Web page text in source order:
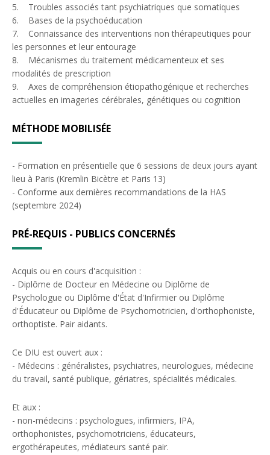
5. Troubles associés tant psychiatriques que somatiques
6. Bases de la psychoéducation
7. Connaissance des interventions non thérapeutiques pour
les personnes et leur entourage
8. Mécanismes du traitement médicamenteux et ses
modalités de prescription
9. Axes de compréhension étiopathogénique et recherches
actuelles en imageries cérébrales, génétiques ou cognition
MÉTHODE MOBILISÉE
- Formation en présentielle que 6 sessions de deux jours ayant
lieu à Paris (Kremlin Bicètre et Paris 13)
- Conforme aux dernières recommandations de la HAS
(septembre 2024)
PRÉ-REQUIS - PUBLICS CONCERNÉS
Acquis ou en cours d'acquisition :
- Diplôme de Docteur en Médecine ou Diplôme de
Psychologue ou Diplôme d'État d'Infirmier ou Diplôme
d'Éducateur ou Diplôme de Psychomotricien, d'orthophoniste,
orthoptiste. Pair aidants.
Ce DIU est ouvert aux :
- Médecins : généralistes, psychiatres, neurologues, médecine
du travail, santé publique, gériatres, spécialités médicales.
Et aux :
- non-médecins : psychologues, infirmiers, IPA,
orthophonistes, psychomotriciens, éducateurs,
ergothérapeutes, médiateurs santé pair.